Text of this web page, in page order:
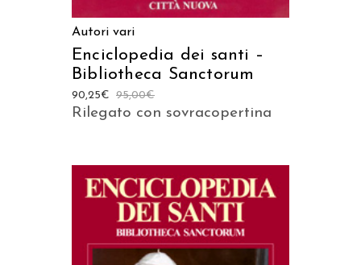
Autori vari
Enciclopedia dei santi –
Bibliotheca Sanctorum
95,00€
90,25€
Rilegato con sovracopertina